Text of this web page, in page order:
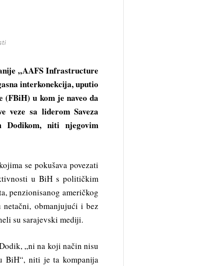
„AAFS Infrastructure
interkonekcija, uputio
(FBiH) u kom je naveo da
veze sa liderom Saveza
Dodikom, niti njegovim
se pokušava povezati
u BiH s političkim
penzionisanog američkog
obmanjujući i bez
su sarajevski mediji.
„ni na koji način nisu
BiH“, niti je ta kompanija